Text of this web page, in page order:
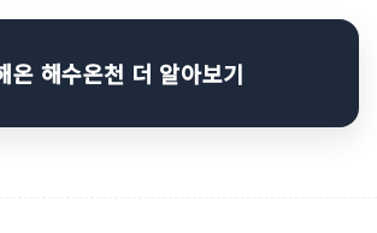
온 해수온천 더 알아보기